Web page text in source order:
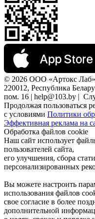
© 2026 ООО «Артокс
220012, Республика
пом. 16 | help@103.by |
Продолжая пользоваться
с условиями Политики
Эффективная реклама на
Обработка файлов cookie
Наш сайт использует
пользователей сайта,
его улучшения, сбора
персонализированных
Вы можете настроить
использования файлов
свое согласие в более
дополнительной